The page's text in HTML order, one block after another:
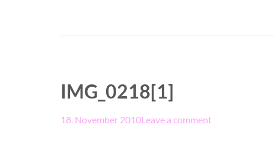
IMG_0218[1]
18. November 2010Leave a comment